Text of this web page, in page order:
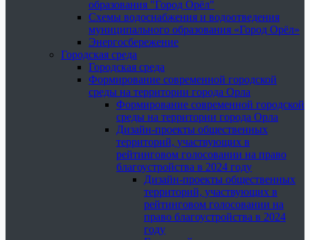
образования "Город Орёл"
Схемы водоснабжения и водоотведения
муниципального образования «Город Орёл»
Энергосбережение
Городская среда
Городская среда
Формирование современной городской
среды на территории города Орла
Формирование современной городской
среды на территории города Орла
Дизайн-проекты общественных
территорий, участвующих в
рейтинговом голосовании на право
благоустройства в 2024 году
Дизайн-проекты общественных
территорий, участвующих в
рейтинговом голосовании на
право благоустройства в 2024
году